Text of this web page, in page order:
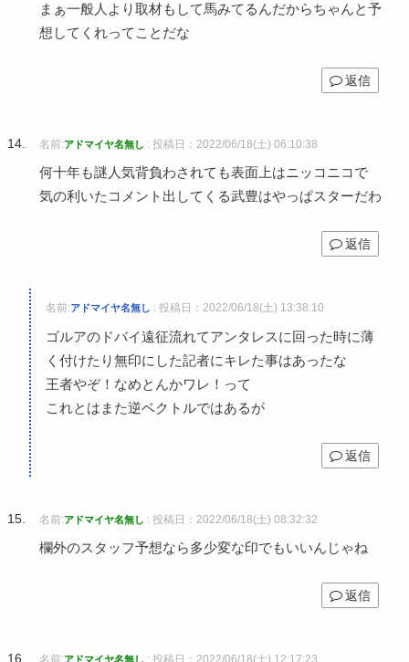
まぁ一般人より取材もして馬みてるんだからちゃんと予
想してくれってことだな
返信
名前:アドマイヤ名無し : 投稿日：2022/06/18(土) 06:10:38
何十年も謎人気背負わされても表面上はニッコニコで
気の利いたコメント出してくる武豊はやっぱスターだわ
返信
名前:アドマイヤ名無し : 投稿日：2022/06/18(土) 13:38:10
ゴルアのドバイ遠征流れてアンタレスに回った時に薄
く付けたり無印にした記者にキレた事はあったな
王者やぞ！なめとんかワレ！って
これとはまた逆ベクトルではあるが
返信
名前:アドマイヤ名無し : 投稿日：2022/06/18(土) 08:32:32
欄外のスタッフ予想なら多少変な印でもいいんじゃね
返信
アドマイヤ名無し